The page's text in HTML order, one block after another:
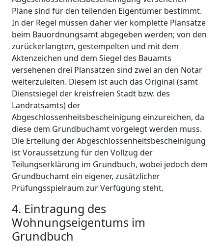
Pläne sind für den teilenden Eigentümer bestimmt.
In der Regel müssen daher vier komplette Plansätze
beim Bauordnungsamt abgegeben werden; von den
zurückerlangten, gestempelten und mit dem
Aktenzeichen und dem Siegel des Bauamts
versehenen drei Plansätzen sind zwei an den Notar
weiterzuleiten. Diesem ist auch das Original (samt
Dienstsiegel der kreisfreien Stadt bzw. des
Landratsamts) der
Abgeschlossenheitsbescheinigung einzureichen, da
diese dem Grundbuchamt vorgelegt werden muss.
Die Erteilung der Abgeschlossenheitsbescheinigung
ist Voraussetzung für den Vollzug der
Teilungserklärung im Grundbuch, wobei jedoch dem
Grundbuchamt ein eigener, zusätzlicher
Prüfungsspielraum zur Verfügung steht.
4. Eintragung des
Wohnungseigentums im
Grundbuch